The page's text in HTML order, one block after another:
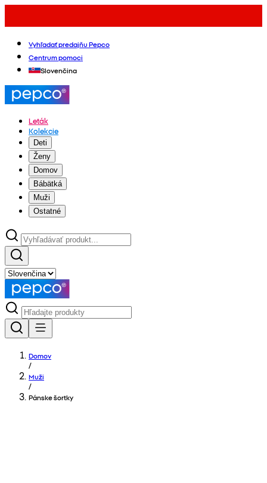
Vyhľadať predajňu Pepco
Centrum pomoci
Slovenčina
Leták
Kolekcie
Deti
Ženy
Domov
Bábätká
Muži
Ostatné
Domov
/
Muži
/
Pánske šortky